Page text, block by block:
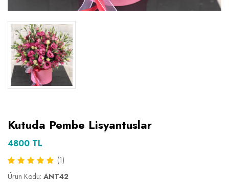
Kutuda Pembe Lisyantuslar
4800 TL
(1)
Ürün Kodu: ANT42